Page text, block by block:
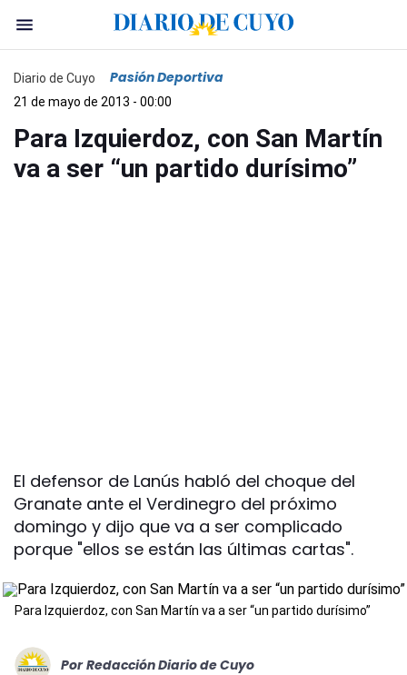
Diario de Cuyo Pasión Deportiva
21 de mayo de 2013 - 00:00
Para Izquierdoz, con San Martín
va a ser “un partido durísimo”
El defensor de Lanús habló del choque del
Granate ante el Verdinegro del próximo
domingo y dijo que va a ser complicado
porque "ellos se están las últimas cartas".
Para Izquierdoz, con San Martín va a ser “un partido durísimo”
Por Redacción Diario de Cuyo